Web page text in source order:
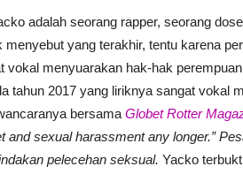
adalah seorang rapper, seorang
yang terakhir, tentu karena
vokal menyuarakan hak-hak
tahun 2017 yang liriknya sangat vokal
bersama Globet Rotter
and sexual harassment any longer.”
pelecehan seksual. Yacko